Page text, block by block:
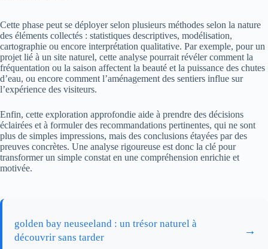
Cette phase peut se déployer selon plusieurs méthodes selon la nature
des éléments collectés : statistiques descriptives, modélisation,
cartographie ou encore interprétation qualitative. Par exemple, pour un
projet lié à un site naturel, cette analyse pourrait révéler comment la
fréquentation ou la saison affectent la beauté et la puissance des chutes
d’eau, ou encore comment l’aménagement des sentiers influe sur
l’expérience des visiteurs.
Enfin, cette exploration approfondie aide à prendre des décisions
éclairées et à formuler des recommandations pertinentes, qui ne sont
plus de simples impressions, mais des conclusions étayées par des
preuves concrètes. Une analyse rigoureuse est donc la clé pour
transformer un simple constat en une compréhension enrichie et
motivée.
golden bay neuseeland : un trésor naturel à
découvrir sans tarder
→